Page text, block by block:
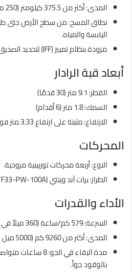
المدى: أكثر من 375.5 كيلومتر (250 ميلاً)
نطاق المسح: من سطح الأرض حتى
اليابسة والمياه.
مزودة بنظام تمييز (IFF) لتحديد الصديق والعدو وتقليل التشويش.
أبعاد قبة الرادار
القطر: 9.1 متر (30 قدمًا)
السمك: 1.8 متر (6 أقدام)
الارتفاع: مثبتة على ارتفاع 3.33 متر فوق جسم الطائرة.
المحركات
النوع: أربعة محركات توربينية مروحية.
الطراز: برات آند ويتني (TF33-PW-100A)
الأداء والقدرات
السرعة: 579 كم/ساعة (360 ميلاً في الساعة)
المدى: أكثر من 9260 كم (5000 ميل بحري)
مدة البقاء في الجو:
بالوقود جواً.